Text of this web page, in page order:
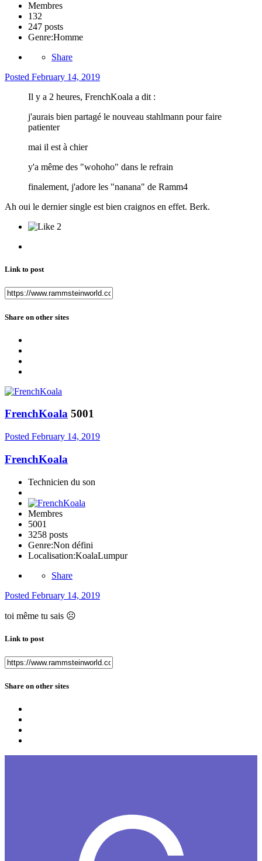
Membres
132
247 posts
Genre:Homme
Share
Posted February 14, 2019
Il y a 2 heures, FrenchKoala a dit :
j'aurais bien partagé le nouveau stahlmann pour faire
patienter
mai il est à chier
y'a même des "wohoho" dans le refrain
finalement, j'adore les "nanana" de Ramm4
Ah oui le dernier single est bien craignos en effet. Berk.
2
Link to post
Share on other sites
FrenchKoala 5001
Posted February 14, 2019
FrenchKoala
Technicien du son
Membres
5001
3258 posts
Genre:Non défini
Localisation:KoalaLumpur
Share
Posted February 14, 2019
toi même tu sais ☹️
Link to post
Share on other sites